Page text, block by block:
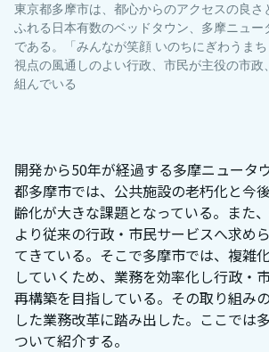
東京都多摩市は、都心からのアクセスの良さ
ふれる日本有数のベッドタウン、多摩ニュー
である。「みんなが笑顔 いのちにぎわうま
視点の風通しのよい行政、市民が主役の市政
組んでいる
開発から50年が経過する多摩ニュータ
都多摩市では、公共施設の老朽化と今
齢化が大きな課題となっている。また
より従来の行政・市民サービスへ求め
てきている。そこで多摩市では、複雑
していくため、業務を効率化し行政・
再構築を目指している。その取り組み
した業務改革に踏み出した。ここでは
ついて紹介する。